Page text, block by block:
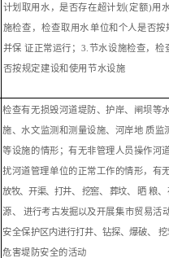
计划取用水，是否存在超计划(定额)用
施检查，检查取用水单位和个人是否按
并保 证正常运行； 3.节水设施检查，检
否按规定建设和使用节水设施
检查有无损毁河道堤防、护岸、闸坝等
施、水文监测和测量设施、河岸地 质监
等设施的情形；有无非管理人员操作河
扰河道管理单位的正常工作的情形，有
放牧、开渠、打井、 挖窖、 葬坟、 晒 粮、
源、 进行考古发掘以及开展集市贸易活
安全保护区内进行打井、钻探、爆破、 挖
危害堤防安全的活动